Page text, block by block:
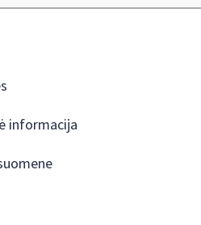
informacija